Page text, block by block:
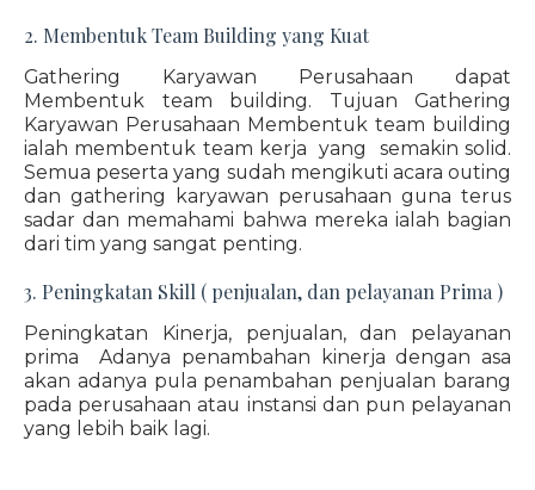
2. Membentuk Team Building yang Kuat
Gathering Karyawan Perusahaan dapat
Membentuk team building. Tujuan Gathering
Karyawan Perusahaan Membentuk team building
ialah membentuk team kerja yang semakin solid.
Semua peserta yang sudah mengikuti acara outing
dan gathering karyawan perusahaan guna terus
sadar dan memahami bahwa mereka ialah bagian
dari tim yang sangat penting.
3. Peningkatan Skill ( penjualan, dan pelayanan Prima )
Peningkatan Kinerja, penjualan, dan pelayanan
prima Adanya penambahan kinerja dengan asa
akan adanya pula penambahan penjualan barang
pada perusahaan atau instansi dan pun pelayanan
yang lebih baik lagi.